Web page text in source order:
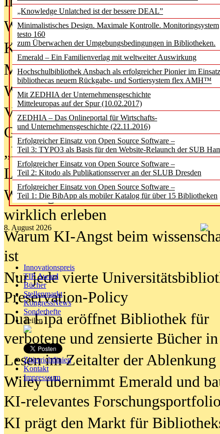
„Knowledge Unlatched ist der bessere DEAL”
Minimalistisches Design. Maximale Kontrolle. Monitoringsystem
testo 160
zum Überwachen der Umgebungsbedingungen in Bibliotheken.
Emerald – Ein Familienverlag mit weltweiter Auswirkung
Hochschulbibliothek Ansbach als erfolgreicher Pionier im
bibliothecas neuem Rückgabe- und Sortiersystem flex AMH™
Mit ZEDHIA der Unternehmensgeschichte
Mitteleuropas auf der Spur (10.02.2017)
ZEDHIA – Das Onlineportal für Wirtschafts-
und Unternehmensgeschichte (22.11.2016)
Erfolgreicher Einsatz von Open Source Software –
Teil 3: TYPO3 als Basis für den Website-Relaunch der SUB
Erfolgreicher Einsatz von Open Source Software –
Teil 2: Kitodo als Publikationsserver an der SLUB Dresden
Erfolgreicher Einsatz von Open Source Software –
Teil 1: Die BibApp als mobiler Katalog für über 15 Bibliotheken
8. August 2026
Innovationspreis
TIP Award
Bücher
Stellenmarkt
KongressNews
Sonderhefte
Teilen
Zitierrichtlinien
Kontakt
Impresssum
Was Hochschul­bibliotheken von
Kinder in der digitalen Welt
Metadaten als Infrastruktur
Wenn Bots katalogisieren
Von Abschlusskleidern bis
Geisterjagd-Ausrüstung in der
„Library of Things“ unterwegs
Lesen als Infrastrukturaufgabe
Wie Jugendliche Social Media
wirklich erleben
Warum KI-Angst beim
ist
Nur jede vierte
Preservation-Policy
Dua Lipa eröffnet Bibliothek für
verbotene und zensierte Bücher
Lesen im Zeitalter der Ablenkung
Wiley übernimmt Emerald und
KI-relevantes
KI prägt den Markt für